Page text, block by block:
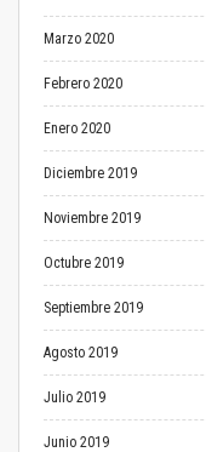
Marzo 2020
Febrero 2020
Enero 2020
Diciembre 2019
Noviembre 2019
Octubre 2019
Septiembre 2019
Agosto 2019
Julio 2019
Junio 2019